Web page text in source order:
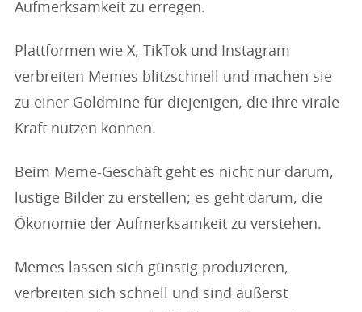
Aufmerksamkeit zu erregen.
Plattformen wie X, TikTok und Instagram
verbreiten Memes blitzschnell und machen sie
zu einer Goldmine für diejenigen, die ihre virale
Kraft nutzen können.
Beim Meme-Geschäft geht es nicht nur darum,
lustige Bilder zu erstellen; es geht darum, die
Ökonomie der Aufmerksamkeit zu verstehen.
Memes lassen sich günstig produzieren,
verbreiten sich schnell und sind äußerst